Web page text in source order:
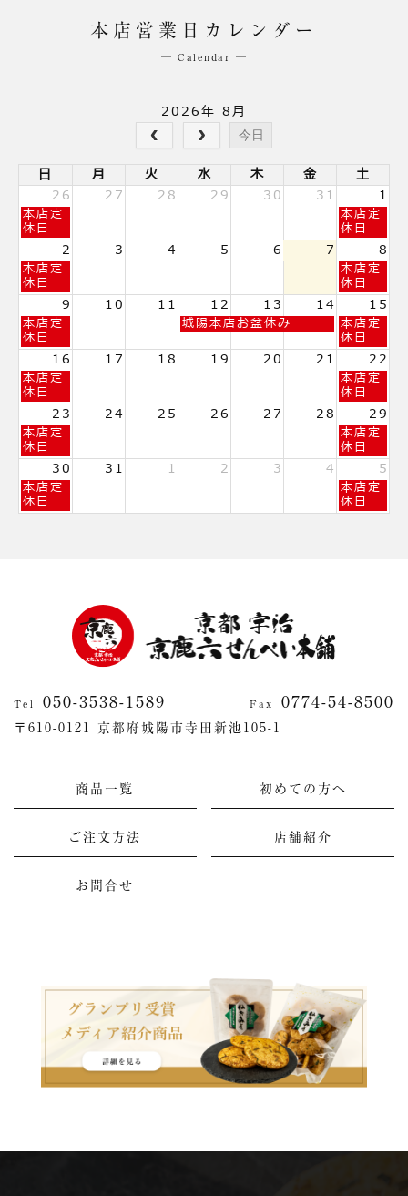
本店営業日カレンダー
─ Calendar ─
2026年 8月
今日
日 月 火 水 木 金
土
26
27 28 29 30 31 1
日
曜
日,
7
月
26th
本店定
休日
土
曜
日,
8
月
1st
2026
本店定
休日
2 3 4 5 6 7 8
日
曜
日,
8
月
2nd
2026
本店定
休日
土
曜
日,
8
月
8th
2026
本店定
休日
9 10 11 12 13 14 15
日
曜
日,
8
月
9th
2026
本店定
休日
水
曜
日,
2026
城陽本店お盆休み
土
曜
日,
8
月
15th
2026
本店定
休日
16 17 18 19 20 21 22
日
曜
日,
8
月
16th
2026
本店定
休日
土
曜
日,
8
月
22nd
本店定
休日
23 24 25 26 27 28 29
日
曜
日,
8
月
23rd
本店定
休日
土
曜
日,
8
月
29th
本店定
休日
30 31 1 2 3 4 5
日
曜
日,
本店定
休日
土
曜
日,
本店定
休日
Tel 050-3538-1589 Fax 0774-54-8500
〒610-0121 京都府城陽市寺田新池105-1
商品一覧 初めての方へ
ご注文方法 店舗紹介
お問合せ